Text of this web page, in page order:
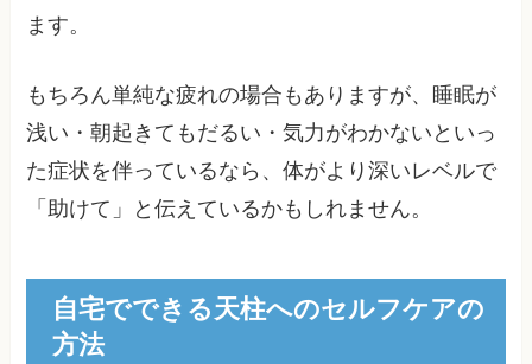
ます。
もちろん単純な疲れの場合もありますが、睡眠が
浅い・朝起きてもだるい・気力がわかないといっ
た症状を伴っているなら、体がより深いレベルで
「助けて」と伝えているかもしれません。
自宅でできる天柱へのセルフケアの
方法